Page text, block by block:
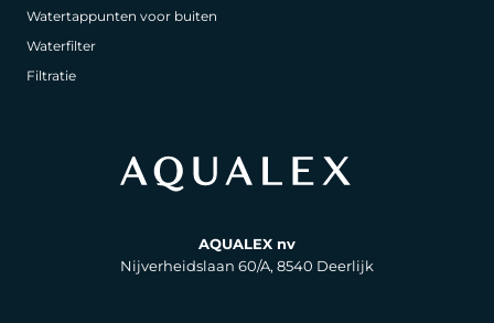
Watertappunten voor buiten
Waterfilter
Filtratie
AQUALEX nv
Nijverheidslaan 60/A, 8540 Deerlijk